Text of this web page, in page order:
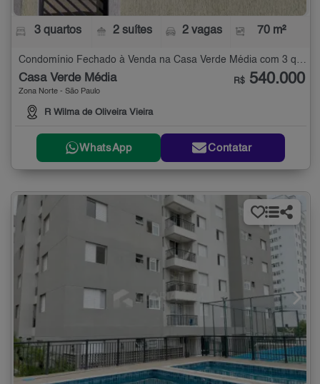
3 quartos 2 suítes 2 vagas 70 m²
Condomínio Fechado à Venda na Casa Verde Média com 3 quartos - 70 m²
Casa Verde Média
Zona Norte - São Paulo
R Wilma de Oliveira Vieira
R$ 540.000
WhatsApp Contatar